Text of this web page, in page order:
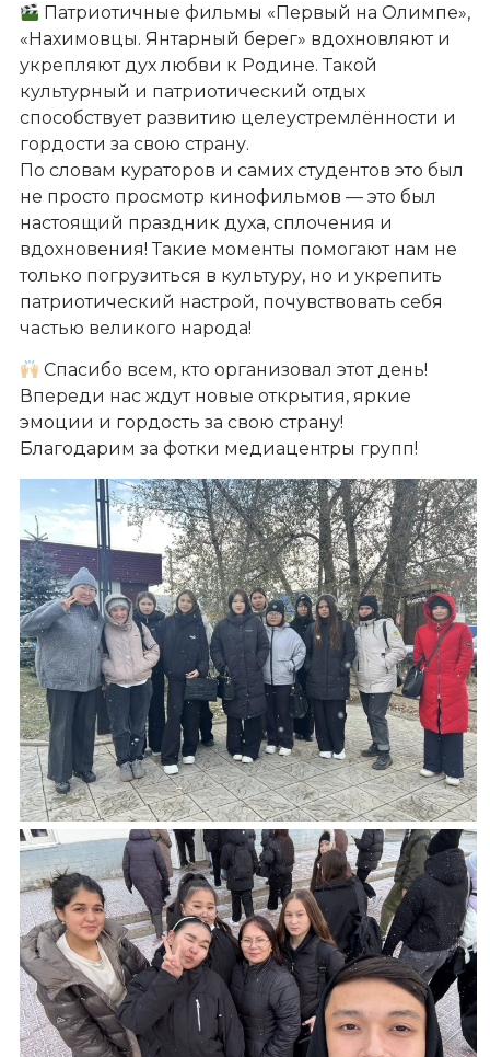
Патриотичные фильмы «Первый на Олимпе»,
«Нахимовцы. Янтарный берег» вдохновляют и
укрепляют дух любви к Родине. Такой
культурный и патриотический отдых
способствует развитию целеустремлённости и
гордости за свою страну.
По словам кураторов и самих студентов это был
не просто просмотр кинофильмов — это был
настоящий праздник духа, сплочения и
вдохновения! Такие моменты помогают нам не
только погрузиться в культуру, но и укрепить
патриотический настрой, почувствовать себя
частью великого народа!
Спасибо всем, кто организовал этот день!
Впереди нас ждут новые открытия, яркие
эмоции и гордость за свою страну!
Благодарим за фотки медиацентры групп!